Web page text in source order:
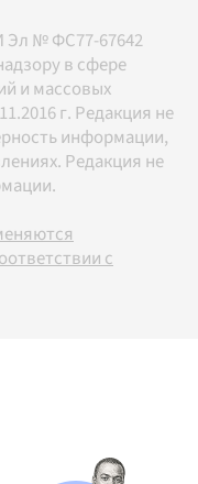
Эл № ФС77-67642
в сфере
и массовых
г. Редакция не
информации,
Редакция не
с